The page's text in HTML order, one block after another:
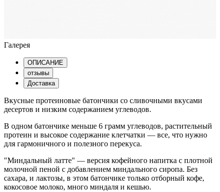
Галерея
ОПИСАНИЕ
отзывы
Доставка
Вкусные протеиновые батончики со сливочными вкусами
десертов и низким содержанием углеводов.
В одном батончике меньше 6 грамм углеводов, растительный
протеин и высокое содержание клетчатки — все, что нужно
для гармоничного и полезного перекуса.
"Миндальный латте" — версия кофейного напитка с плотной
молочной пеной с добавлением миндального сиропа. Без
сахара, и лактозы, в этом батончике только отборный кофе,
кокосовое молоко, много миндаля и кешью.